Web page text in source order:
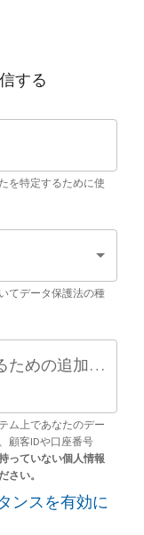
する
を特定するために使
てデータ保護法の種
企業・団体があなたを特定するための追加情報（任意）
ム上であなたのデー
顧客IDや口座番号
っていない個人情報
さい。
ンスを有効に